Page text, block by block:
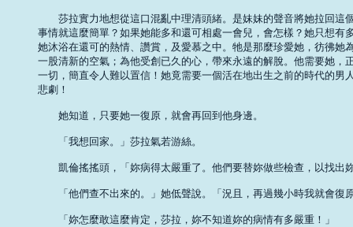
莎拉實力地想從這口混亂中理清頭緒。是妹妹的聲音將她拉回這
事情就這麼簡單？如果她能多和還可相處一會兒，會怎樣？她只想
她沐浴在還可的熱情、讚賞，及愛慕之中。牠是那麼珍愛她，彷彿
一股清新的空氣；為他受創已久的心，帶來永遠的解脫。他需要她
一切，簡直令人難以置信！她竟需要一個活在地出生之前的時代的
悲劇！
她知道，只要她一復原，就會再回到他身邊。
「我想回家。」莎拉氣若游絲。
凱倫搖搖頭，「妳病得太嚴重了。他們要替妳做些檢查，以找出
「他們查不出來的。」她低聲說。「況且，再過幾小時我就會復
「妳怎麼敢這麼肯定，莎拉，妳不知道妳的病情有多嚴重！」